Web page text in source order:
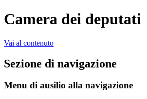
Camera dei deputati
Vai al contenuto
Sezione di navigazione
Menu di ausilio alla navigazione